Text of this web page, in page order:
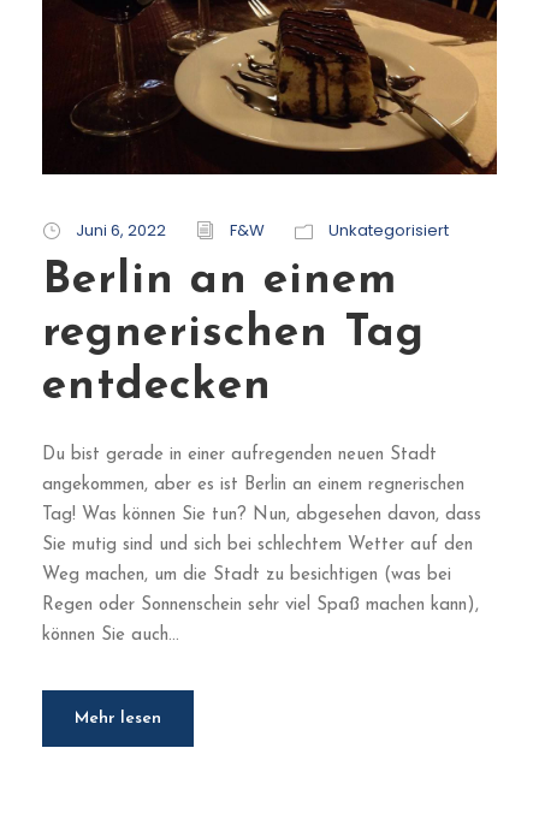
Juni 6, 2022 F&W Unkategorisiert
Berlin an einem
regnerischen Tag
entdecken
Du bist gerade in einer aufregenden neuen Stadt
angekommen, aber es ist Berlin an einem regnerischen
Tag! Was können Sie tun? Nun, abgesehen davon, dass
Sie mutig sind und sich bei schlechtem Wetter auf den
Weg machen, um die Stadt zu besichtigen (was bei
Regen oder Sonnenschein sehr viel Spaß machen kann),
können Sie auch...
Mehr lesen